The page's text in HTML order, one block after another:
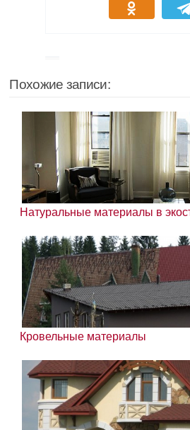
Похожие записи:
Натуральные материалы в
Кровельные материалы